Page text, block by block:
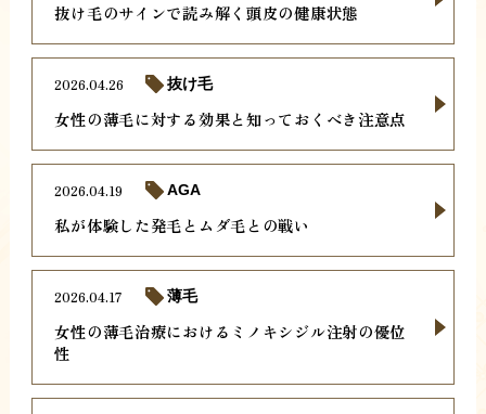
抜け毛のサインで読み解く頭皮の健康状態
女性の薄毛に対する効果と知っておくべき注意点
2026.04.26 抜け毛
私が体験した発毛とムダ毛との戦い
2026.04.19 AGA
女性の薄毛治療におけるミノキシジル注射の優位
性
2026.04.17 薄毛